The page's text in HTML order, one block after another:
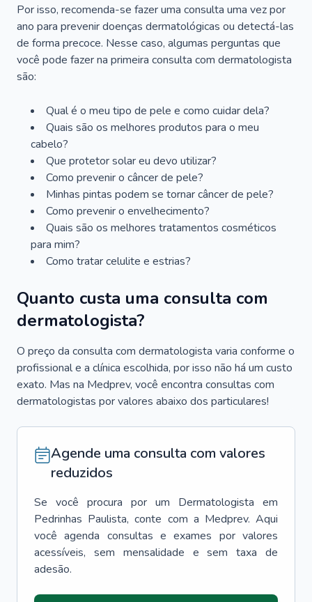
Por isso, recomenda-se fazer uma consulta uma vez por
ano para prevenir doenças dermatológicas ou detectá-las
de forma precoce. Nesse caso, algumas perguntas que
você pode fazer na primeira consulta com dermatologista
são:
Qual é o meu tipo de pele e como cuidar dela?
Quais são os melhores produtos para o meu
cabelo?
Que protetor solar eu devo utilizar?
Como prevenir o câncer de pele?
Minhas pintas podem se tornar câncer de pele?
Como prevenir o envelhecimento?
Quais são os melhores tratamentos cosméticos
para mim?
Como tratar celulite e estrias?
Quanto custa uma consulta com
dermatologista?
O preço da consulta com dermatologista varia conforme o
profissional e a clínica escolhida, por isso não há um custo
exato. Mas na Medprev, você encontra consultas com
dermatologistas por valores abaixo dos particulares!
Agende uma consulta com valores
reduzidos
Se você procura por um Dermatologista em
Pedrinhas Paulista, conte com a Medprev. Aqui
você agenda consultas e exames por valores
acessíveis, sem mensalidade e sem taxa de
adesão.